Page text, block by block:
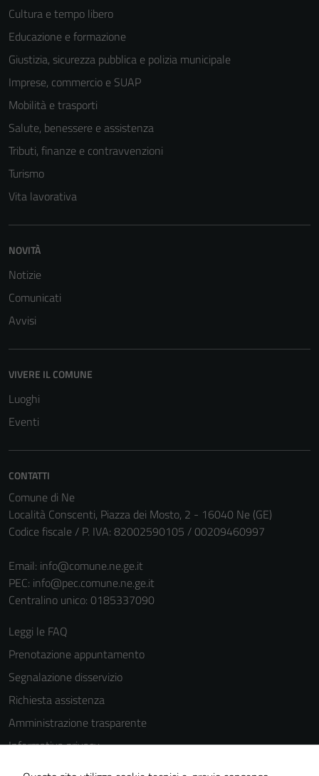
Cultura e tempo libero
Educazione e formazione
Giustizia, sicurezza pubblica e polizia municipale
Imprese, commercio e SUAP
Mobilità e trasporti
Salute, benessere e assistenza
Tributi, finanze e contravvenzioni
Turismo
Vita lavorativa
NOVITÀ
Notizie
Comunicati
Avvisi
VIVERE IL COMUNE
Luoghi
Eventi
CONTATTI
Comune di Ne
Località Conscenti, Piazza dei Mosto, 2 - 16040 Ne (GE)
Codice fiscale / P. IVA: 82002590105 / 00209460997
Email: info@comune.ne.ge.it
PEC: info@pec.comune.ne.ge.it
Centralino unico: 0185337090
Leggi le FAQ
Prenotazione appuntamento
Segnalazione disservizio
Richiesta assistenza
Amministrazione trasparente
Informativa privacy
Cookie Policy
del sito e non
possono